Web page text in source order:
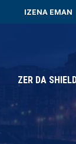
IZENA EMAN
ZER DA